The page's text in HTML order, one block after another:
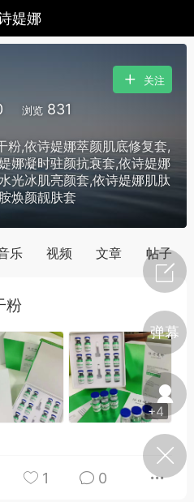
弹幕
媞娜
美业357
私密系列
浏览 831
关注
粉,依诗媞娜萃颜肌底修复套,
娜凝时驻颜抗衰套,依诗媞娜
光冰肌亮颜套,依诗媞娜肌肽
焕颜靓肤套
乐 视频 文章 帖子
粉
+4
1 0